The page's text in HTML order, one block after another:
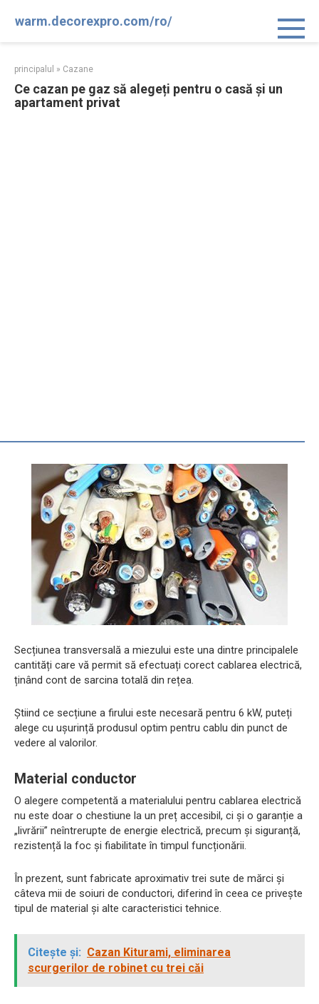
warm.decorexpro.com/ro/
principalul » Cazane
Ce cazan pe gaz să alegeți pentru o casă și un
apartament privat
Secțiunea transversală a miezului este una dintre principalele
cantități care vă permit să efectuați corect cablarea electrică,
ținând cont de sarcina totală din rețea.
Știind ce secțiune a firului este necesară pentru 6 kW, puteți
alege cu ușurință produsul optim pentru cablu din punct de
vedere al valorilor.
Material conductor
O alegere competentă a materialului pentru cablarea electrică
nu este doar o chestiune la un preț accesibil, ci și o garanție a
„livrării” neîntrerupte de energie electrică, precum și siguranță,
rezistență la foc și fiabilitate în timpul funcționării.
În prezent, sunt fabricate aproximativ trei sute de mărci și
câteva mii de soiuri de conductori, diferind în ceea ce privește
tipul de material și alte caracteristici tehnice.
Citește și: Cazan Kiturami, eliminarea
scurgerilor de robinet cu trei căi